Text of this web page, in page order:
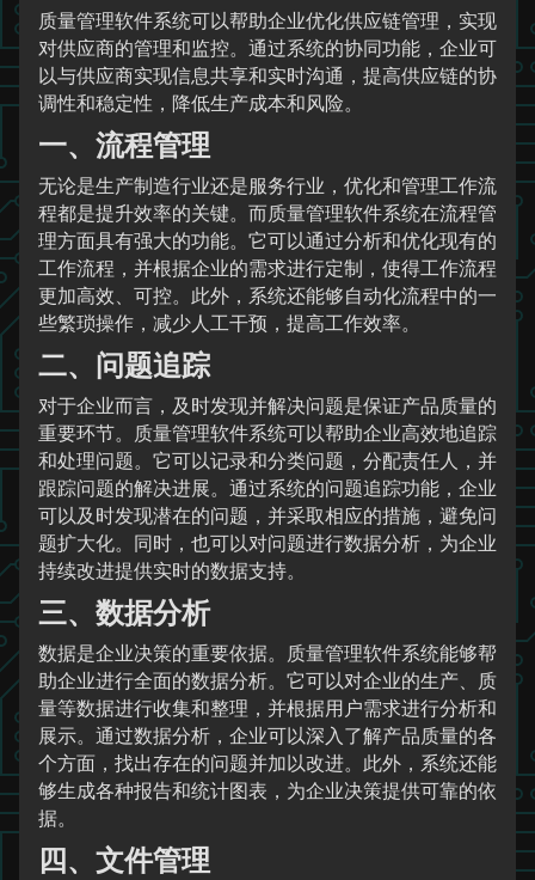
质量管理软件系统可以帮助企业优化供应链管理，实现
对供应商的管理和监控。通过系统的协同功能，企业可
以与供应商实现信息共享和实时沟通，提高供应链的协
调性和稳定性，降低生产成本和风险。
一、流程管理
无论是生产制造行业还是服务行业，优化和管理工作流
程都是提升效率的关键。而质量管理软件系统在流程管
理方面具有强大的功能。它可以通过分析和优化现有的
工作流程，并根据企业的需求进行定制，使得工作流程
更加高效、可控。此外，系统还能够自动化流程中的一
些繁琐操作，减少人工干预，提高工作效率。
二、问题追踪
对于企业而言，及时发现并解决问题是保证产品质量的
重要环节。质量管理软件系统可以帮助企业高效地追踪
和处理问题。它可以记录和分类问题，分配责任人，并
跟踪问题的解决进展。通过系统的问题追踪功能，企业
可以及时发现潜在的问题，并采取相应的措施，避免问
题扩大化。同时，也可以对问题进行数据分析，为企业
持续改进提供实时的数据支持。
三、数据分析
数据是企业决策的重要依据。质量管理软件系统能够帮
助企业进行全面的数据分析。它可以对企业的生产、质
量等数据进行收集和整理，并根据用户需求进行分析和
展示。通过数据分析，企业可以深入了解产品质量的各
个方面，找出存在的问题并加以改进。此外，系统还能
够生成各种报告和统计图表，为企业决策提供可靠的依
据。
四、文件管理